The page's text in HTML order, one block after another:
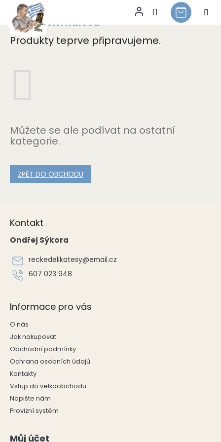
Přejít
obsah
Ve slaném nálevu
Produkty teprve připravujeme.
Můžete se ale podívat na ostatní
kategorie.
ZPĚT DO OBCHODU
Kontakt
Ondřej Sýkora
reckedelikatesy@email.cz
607 023 948
Informace pro vás
O nás
Jak nakupovat
Obchodní podmínky
Ochrana osobních údajů
Kontakty
Vstup do velkoobchodu
Napište nám
Provizní systém
Můj účet